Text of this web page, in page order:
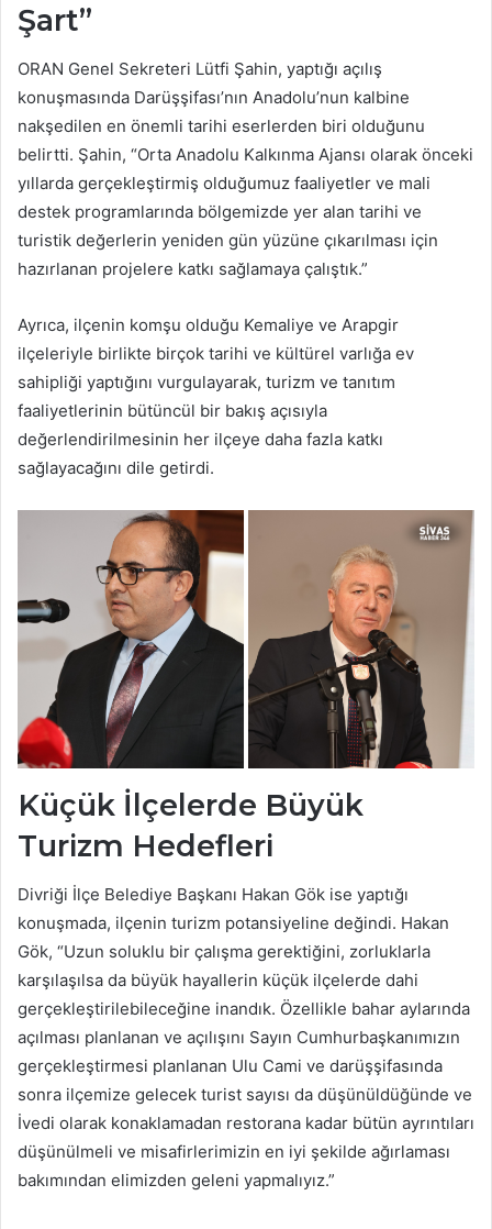
Şart”
ORAN Genel Sekreteri Lütfi Şahin, yaptığı açılış
konuşmasında Darüşşifası’nın Anadolu’nun kalbine
nakşedilen en önemli tarihi eserlerden biri olduğunu
belirtti. Şahin, “Orta Anadolu Kalkınma Ajansı olarak önceki
yıllarda gerçekleştirmiş olduğumuz faaliyetler ve mali
destek programlarında bölgemizde yer alan tarihi ve
turistik değerlerin yeniden gün yüzüne çıkarılması için
hazırlanan projelere katkı sağlamaya çalıştık.”
Ayrıca, ilçenin komşu olduğu Kemaliye ve Arapgir
ilçeleriyle birlikte birçok tarihi ve kültürel varlığa ev
sahipliği yaptığını vurgulayarak, turizm ve tanıtım
faaliyetlerinin bütüncül bir bakış açısıyla
değerlendirilmesinin her ilçeye daha fazla katkı
sağlayacağını dile getirdi.
Küçük İlçelerde Büyük
Turizm Hedefleri
Divriği İlçe Belediye Başkanı Hakan Gök ise yaptığı
konuşmada, ilçenin turizm potansiyeline değindi. Hakan
Gök, “Uzun soluklu bir çalışma gerektiğini, zorluklarla
karşılaşılsa da büyük hayallerin küçük ilçelerde dahi
gerçekleştirilebileceğine inandık. Özellikle bahar aylarında
açılması planlanan ve açılışını Sayın Cumhurbaşkanımızın
gerçekleştirmesi planlanan Ulu Cami ve darüşşifasında
sonra ilçemize gelecek turist sayısı da düşünüldüğünde ve
İvedi olarak konaklamadan restorana kadar bütün ayrıntıları
düşünülmeli ve misafirlerimizin en iyi şekilde ağırlaması
bakımından elimizden geleni yapmalıyız.”